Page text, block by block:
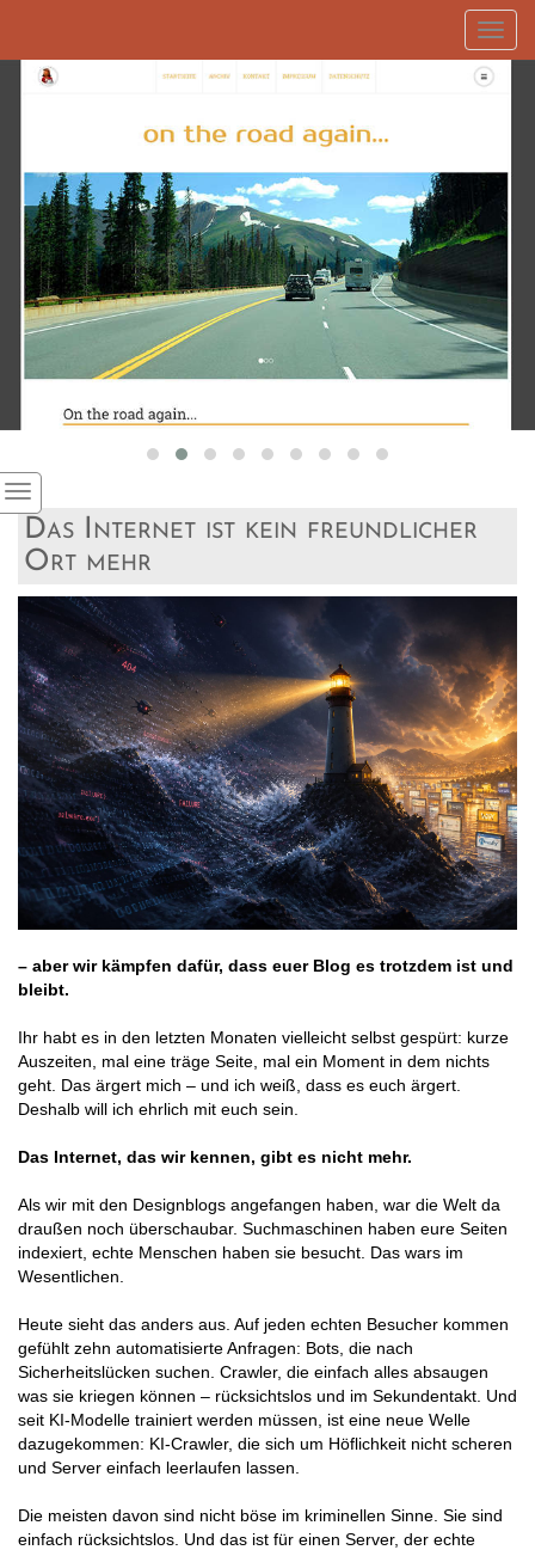
Das Internet ist kein freundlicher
Ort mehr
– aber wir kämpfen dafür, dass euer Blog es trotzdem ist und
bleibt.
Ihr habt es in den letzten Monaten vielleicht selbst gespürt: kurze
Auszeiten, mal eine träge Seite, mal ein Moment in dem nichts
geht. Das ärgert mich – und ich weiß, dass es euch ärgert.
Deshalb will ich ehrlich mit euch sein.
Das Internet, das wir kennen, gibt es nicht mehr.
Als wir mit den Designblogs angefangen haben, war die Welt da
draußen noch überschaubar. Suchmaschinen haben eure Seiten
indexiert, echte Menschen haben sie besucht. Das wars im
Wesentlichen.
Heute sieht das anders aus. Auf jeden echten Besucher kommen
gefühlt zehn automatisierte Anfragen: Bots, die nach
Sicherheitslücken suchen. Crawler, die einfach alles absaugen
was sie kriegen können – rücksichtslos und im Sekundentakt. Und
seit KI-Modelle trainiert werden müssen, ist eine neue Welle
dazugekommen: KI-Crawler, die sich um Höflichkeit nicht scheren
und Server einfach leerlaufen lassen.
Die meisten davon sind nicht böse im kriminellen Sinne. Sie sind
einfach rücksichtslos. Und das ist für einen Server, der echte